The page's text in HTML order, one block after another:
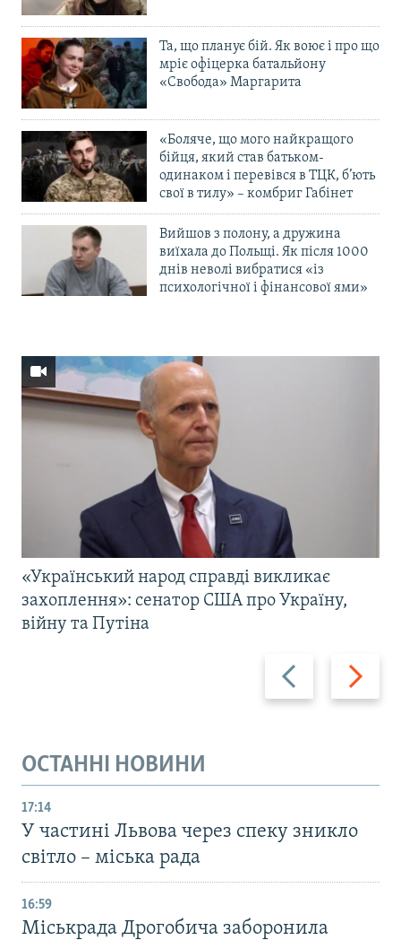
Та, що планує бій. Як воює і про що
мріє офіцерка батальйону
«Свобода» Маргарита
«Боляче, що мого найкращого
бійця, який став батьком-
одинаком і перевівся в ТЦК, б’ють
свої в тилу» – комбриг Габінет
Вийшов з полону, а дружина
виїхала до Польщі. Як після 1000
днів неволі вибратися «із
психологічної і фінансової ями»
Назад Вперед
«Український народ справді викликає
захоплення»: сенатор США про Україну,
війну та Путіна
ОСТАННІ НОВИНИ
17:14
У частині Львова через спеку зникло
світло – міська рада
16:59
Міськрада Дрогобича заборонила